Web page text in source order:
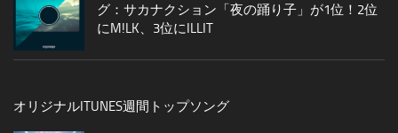
グ：サカナクション「夜の踊り子」が1位！2位
にM!LK、3位にILLIT
オリジナルITUNES週間トップソング